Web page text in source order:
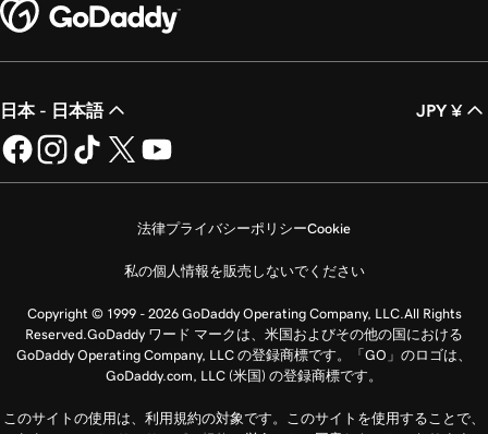
日本 - 日本語 JPY ¥
法律プライバシーポリシーCookie
私の個人情報を販売しないでください
Copyright © 1999 - 2026 GoDaddy Operating Company, LLC.All Rights
Reserved.GoDaddy ワード マークは、米国およびその他の国における
GoDaddy Operating Company, LLC の登録商標です。「GO」のロゴは、
GoDaddy.com, LLC (米国) の登録商標です。
このサイトの使用は、利用規約の対象です。このサイトを使用することで、